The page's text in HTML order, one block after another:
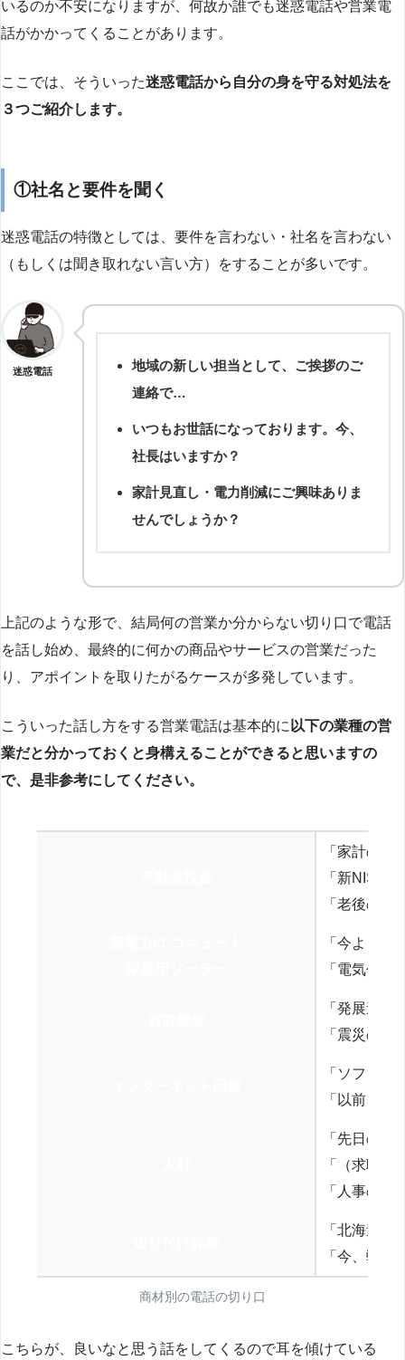
いるのか不安になりますが、何故か誰でも迷惑電話や営業電
話がかかってくることがあります。
ここでは、そういった迷惑電話から自分の身を守る対処法を
３つご紹介します。
①社名と要件を聞く
迷惑電話の特徴としては、要件を言わない・社名を言わない
（もしくは聞き取れない言い方）をすることが多いです。
迷惑電話
地域の新しい担当として、ご挨拶のご
連絡で…
いつもお世話になっております。今、
社長はいますか？
家計見直し・電力削減にご興味ありま
せんでしょうか？
上記のような形で、結局何の営業か分からない切り口で電話
を話し始め、最終的に何かの商品やサービスの営業だった
り、アポイントを取りたがるケースが多発しています。
こういった話し方をする営業電話は基本的に 以下の業種の営
業だと分かっておくと身構えることができると思いますの
で、是非参考にしてください。
「家計の見
「新NISA
「老後の
「今より
「電気代を
「発展途
「震災の
「ソフト
「以前、
「先日の
「（求職
「人事の方
「北海道
「今、弊
商材別の電話の切り口
こちらが、良いなと思う話をしてくるので耳を傾けている